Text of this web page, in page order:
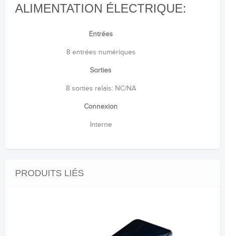
ALIMENTATION ÉLECTRIQUE:
Entrées
8 entrées numériques
Sorties
8 sorties relais: NC/NA
Connexion
Interne
PRODUITS LIÉS